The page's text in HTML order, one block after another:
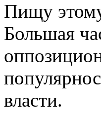
Пищу
Большая
власти.